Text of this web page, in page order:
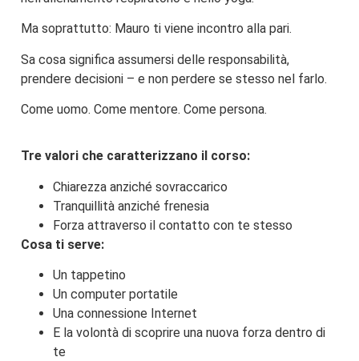
Ma soprattutto: Mauro ti viene incontro alla pari.
Sa cosa significa assumersi delle responsabilità,
prendere decisioni – e non perdere se stesso nel farlo.
Come uomo. Come mentore. Come persona.
Tre valori che caratterizzano il corso:
Chiarezza anziché sovraccarico
Tranquillità anziché frenesia
Forza attraverso il contatto con te stesso
Cosa ti serve:
Un tappetino
Un computer portatile
Una connessione Internet
E la volontà di scoprire una nuova forza dentro di
te